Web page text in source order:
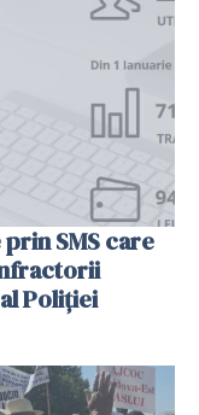
SMS care
Poliției